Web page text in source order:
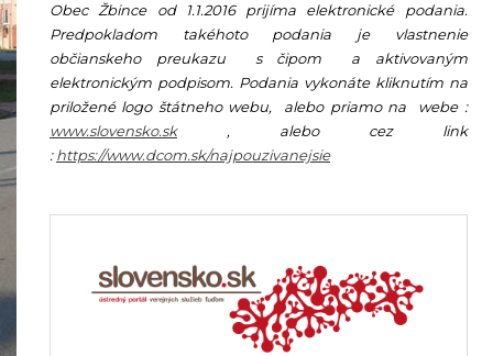
Obec Žbince od 1.1.2016 prijíma elektronické podania.
Predpokladom takéhoto podania je vlastnenie
občianskeho preukazu s čipom a aktivovaným
elektronickým podpisom. Podania vykonáte kliknutím na
priložené logo štátneho webu, alebo priamo na webe :
www.slovensko.sk, alebo cez link
:https://www.dcom.sk/najpouzivanejsie